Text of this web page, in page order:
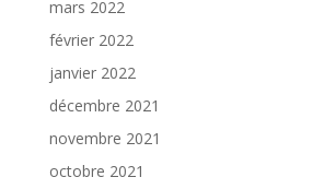
mars 2022
février 2022
janvier 2022
décembre 2021
novembre 2021
octobre 2021